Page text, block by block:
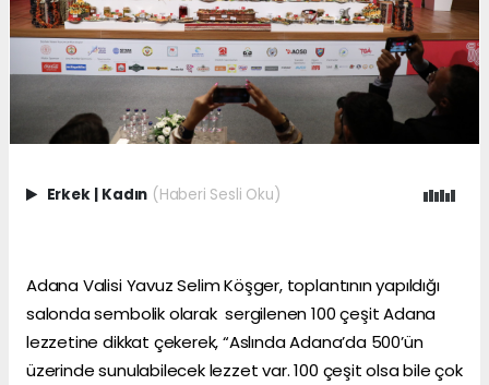
Erkek | Kadın (Haberi Sesli Oku)
Adana Valisi Yavuz Selim Köşger, toplantının yapıldığı
salonda sembolik olarak sergilenen 100 çeşit Adana
lezzetine dikkat çekerek, “Aslında Adana’da 500’ün
üzerinde sunulabilecek lezzet var. 100 çeşit olsa bile çok